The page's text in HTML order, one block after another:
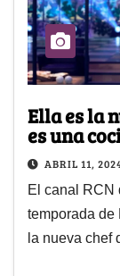
Ella es la
es una
ABRIL 11,
El canal RCN
temporada de
la nueva chef